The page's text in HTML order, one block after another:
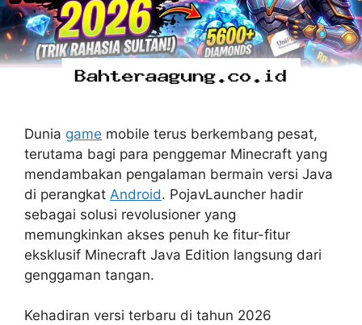
Dunia game mobile terus berkembang pesat,
terutama bagi para penggemar Minecraft yang
mendambakan pengalaman bermain versi Java
di perangkat Android. PojavLauncher hadir
sebagai solusi revolusioner yang
memungkinkan akses penuh ke fitur-fitur
eksklusif Minecraft Java Edition langsung dari
genggaman tangan.
Kehadiran versi terbaru di tahun 2026